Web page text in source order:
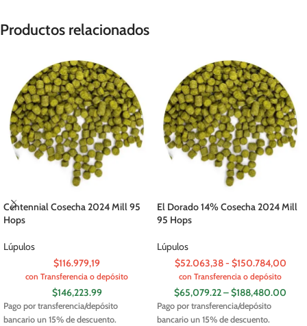
Productos relacionados
Centennial Cosecha 2024 Mill 95
Hops
Lúpulos
$116.979,19
con Transferencia o depósito
$146,223.99
Pago por transferencia/depósito
bancario un 15% de descuento.
El Dorado 14% Cosecha 2024 Mill
95 Hops
Lúpulos
$52.063,38 - $150.784,00
con Transferencia o depósito
$65,079.22–$188,480.00
Pago por transferencia/depósito
bancario un 15% de descuento.